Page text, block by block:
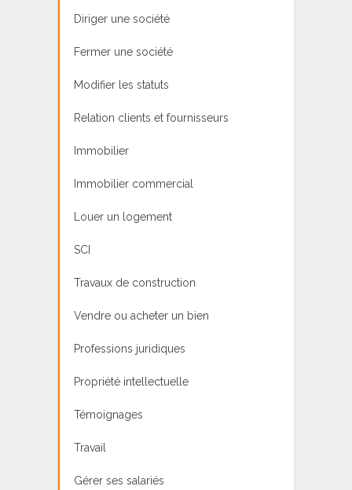
Diriger une société
Fermer une société
Modifier les statuts
Relation clients et fournisseurs
Immobilier
Immobilier commercial
Louer un logement
SCI
Travaux de construction
Vendre ou acheter un bien
Professions juridiques
Propriété intellectuelle
Témoignages
Travail
Gérer ses salariés